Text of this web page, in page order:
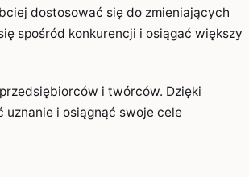
dostosować się do zmieniających
spośród konkurencji i osiągać większy
i twórców. Dzięki
i osiągnąć swoje cele